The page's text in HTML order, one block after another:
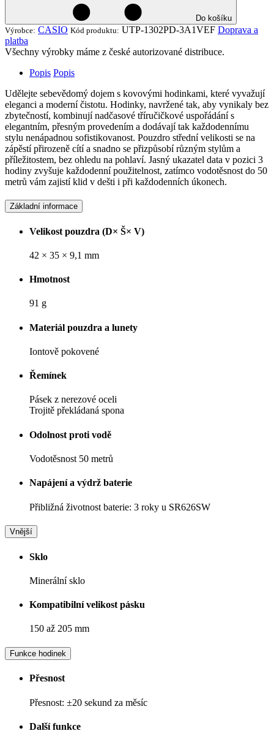
Do košíku
Výrobce: CASIO Kód produktu: UTP-1302PD-3A1VEF Doprava a
platba
Všechny výrobky máme z české autorizované distribuce.
Popis Popis
Udělejte sebevědomý dojem s kovovými hodinkami, které vyvažují
eleganci a moderní čistotu. Hodinky, navržené tak, aby vynikaly bez
zbytečností, kombinují nadčasové tříručičkové uspořádání s
elegantním, přesným provedením a dodávají tak každodennímu
stylu nenápadnou sofistikovanost. Pouzdro střední velikosti se na
zápěstí přirozeně cítí a snadno se přizpůsobí různým stylům a
příležitostem, bez ohledu na pohlaví. Jasný ukazatel data v pozici 3
hodiny zvyšuje každodenní použitelnost, zatímco vodotěsnost do 50
metrů vám zajistí klid v dešti i při každodenních úkonech.
Základní informace
Velikost pouzdra (D× Š× V)
42 × 35 × 9,1 mm
Hmotnost
91 g
Materiál pouzdra a lunety
Iontově pokovené
Řemínek
Pásek z nerezové oceli
Trojitě překládaná spona
Odolnost proti vodě
Vodotěsnost 50 metrů
Napájení a výdrž baterie
Přibližná životnost baterie: 3 roky u SR626SW
Vnější
Sklo
Minerální sklo
Kompatibilní velikost pásku
150 až 205 mm
Funkce hodinek
Přesnost
Přesnost: ±20 sekund za měsíc
Další funkce